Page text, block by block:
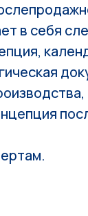
в себя